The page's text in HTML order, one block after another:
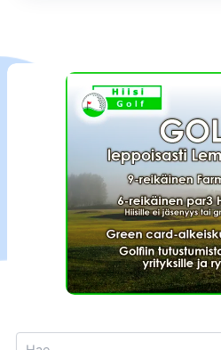
Search